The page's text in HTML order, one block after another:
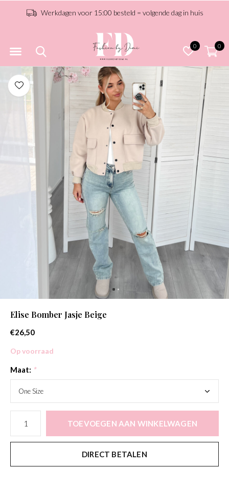
0 0
Werkdagen voor 15:00 besteld = volgende dag in huis
Elise Bomber Jasje Beige
€26,50
Op voorraad
Maat: *
TOEVOEGEN AAN WINKELWAGEN
DIRECT BETALEN